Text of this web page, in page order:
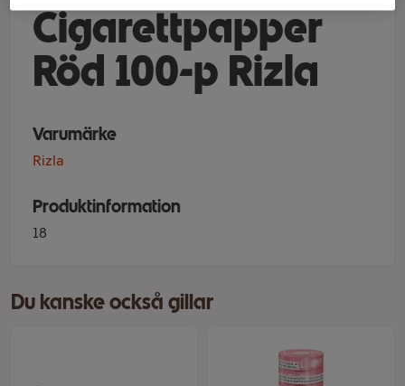
Cigarettpapper
Röd 100-p Rizla
Varumärke
Rizla
Produktinformation
18
Du kanske också gillar